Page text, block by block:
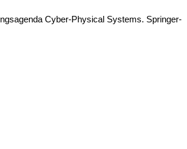
Cyber-Physical Systems. Springer-